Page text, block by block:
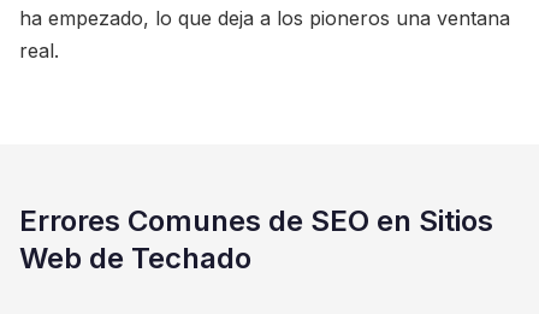
ha empezado, lo que deja a los pioneros una ventana
real.
Errores Comunes de SEO en Sitios
Web de Techado